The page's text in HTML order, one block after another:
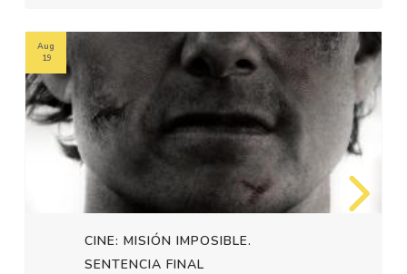
CINE: MISIÓN IMPOSIBLE.
SENTENCIA FINAL
Aug
19